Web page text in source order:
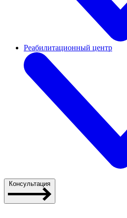
Реабилитационный центр
Консультация